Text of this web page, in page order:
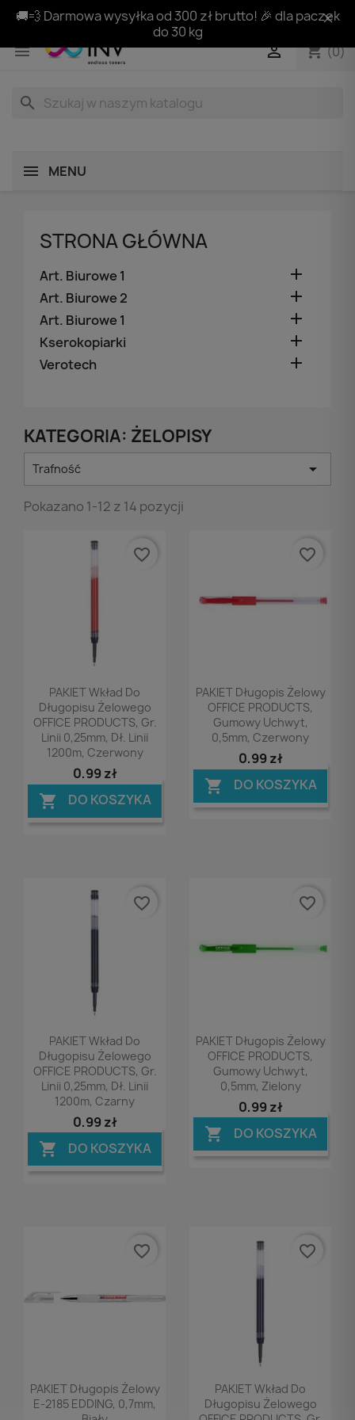
🚚💨 Darmowa wysyłka od 300 zł brutto! 🎉 dla paczek
do 30 kg
 shopping_cart(0)

search
MENU
STRONA GŁÓWNA
Art. Biurowe 1 
Art. Biurowe 2 
Art. Biurowe 1 
Kserokopiarki 
Verotech 
KATEGORIA: ŻELOPISY
Trafność 
Pokazano 1-12 z 14 pozycji
Podgląd
PAKIET Wkład Do
Długopisu Żelowego
OFFICE PRODUCTS, Gr.
Linii 0,25mm, Dł. Linii
1200m, Czerwony
0,99 zł
 DO KOSZYKA
favorite_border
Podgląd
PAKIET Długopis Żelowy
OFFICE PRODUCTS,
Gumowy Uchwyt,
0,5mm, Czerwony
0,99 zł
 DO KOSZYKA
favorite_border
Podgląd
PAKIET Wkład Do
Długopisu Żelowego
OFFICE PRODUCTS, Gr.
Linii 0,25mm, Dł. Linii
1200m, Czarny
0,99 zł
 DO KOSZYKA
favorite_border
Podgląd
PAKIET Długopis Żelowy
OFFICE PRODUCTS,
Gumowy Uchwyt,
0,5mm, Zielony
0,99 zł
 DO KOSZYKA
favorite_border
Podgląd
PAKIET Długopis Żelowy
E-2185 EDDING, 0,7mm,
favorite_border
Podgląd
PAKIET Wkład Do
Długopisu Żelowego
favorite_border